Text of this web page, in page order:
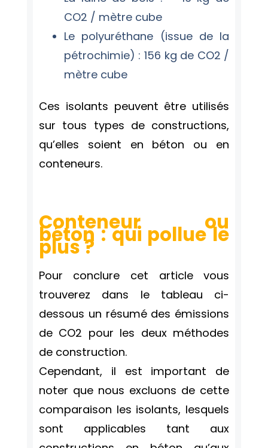
CO2 / mètre cube
Le polyuréthane (issue de la
pétrochimie) : 156 kg de CO2 /
mètre cube
Ces isolants peuvent être utilisés
sur tous types de constructions,
qu’elles soient en béton ou en
conteneurs.
Conteneur ou
béton : qui pollue le
plus ?
Pour conclure cet article vous
trouverez dans le tableau ci-
dessous un résumé des émissions
de CO2 pour les deux méthodes
de construction.
Cependant, il est important de
noter que nous excluons de cette
comparaison les isolants, lesquels
sont applicables tant aux